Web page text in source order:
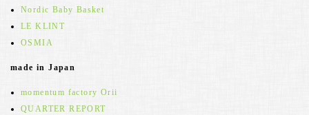
Nordic Baby Basket
LE KLINT
OSMIA
made in Japan
momentum factory Orii
QUARTER REPORT